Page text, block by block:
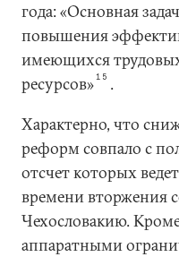
года: «Основная
повышения
имеющихся
ресурсов»15 .
Характерно, что
реформ совпало с
отсчет которых
времени вторжения
Чехословакию.
аппаратными